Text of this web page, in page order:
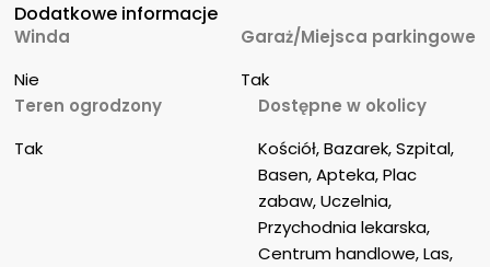
Dodatkowe informacje
Winda
Nie
Garaż/Miejsca parkingowe
Tak
Teren ogrodzony
Tak
Dostępne w okolicy
Kościół, Bazarek, Szpital,
Basen, Apteka, Plac
zabaw, Uczelnia,
Przychodnia lekarska,
Centrum handlowe, Las,